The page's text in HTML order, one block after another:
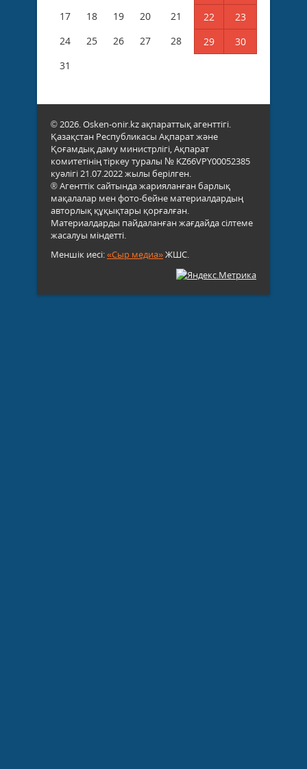
17
18 19 20 21 22
23
24
25 26 27 28 29
30
31
© 2026. Osken-onir.kz ақпараттық агенттігі.
Қазақстан Республикасы Ақпарат және
Қоғамдық даму министрлігі, Ақпарат
комитетінің тіркеу туралы № KZ66VPY00052385
куәлігі 21.07.2022 жылы берілген.
® Агенттік сайтында жарияланған барлық
мақалалар мен фото-бейне материалдардың
авторлық құқықтары қорғалған.
Материалдарды пайдаланған жағдайда сілтеме
жасалуы міндетті.
Меншік иесі:«Сыр медиа»ЖШС.